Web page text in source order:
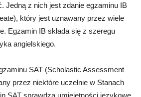
Jedną z nich jest zdanie egzaminu IB
który jest uznawany przez wiele
Egzamin IB składa się z szeregu
angielskiego.
SAT (Scholastic Assessment
przez niektóre uczelnie w Stanach
SAT sprawdza umiejętności językowe